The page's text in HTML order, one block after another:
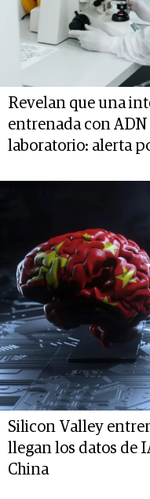
Revelan que una
entrenada con
laboratorio: alerta
Silicon Valley
llegan los datos de
China